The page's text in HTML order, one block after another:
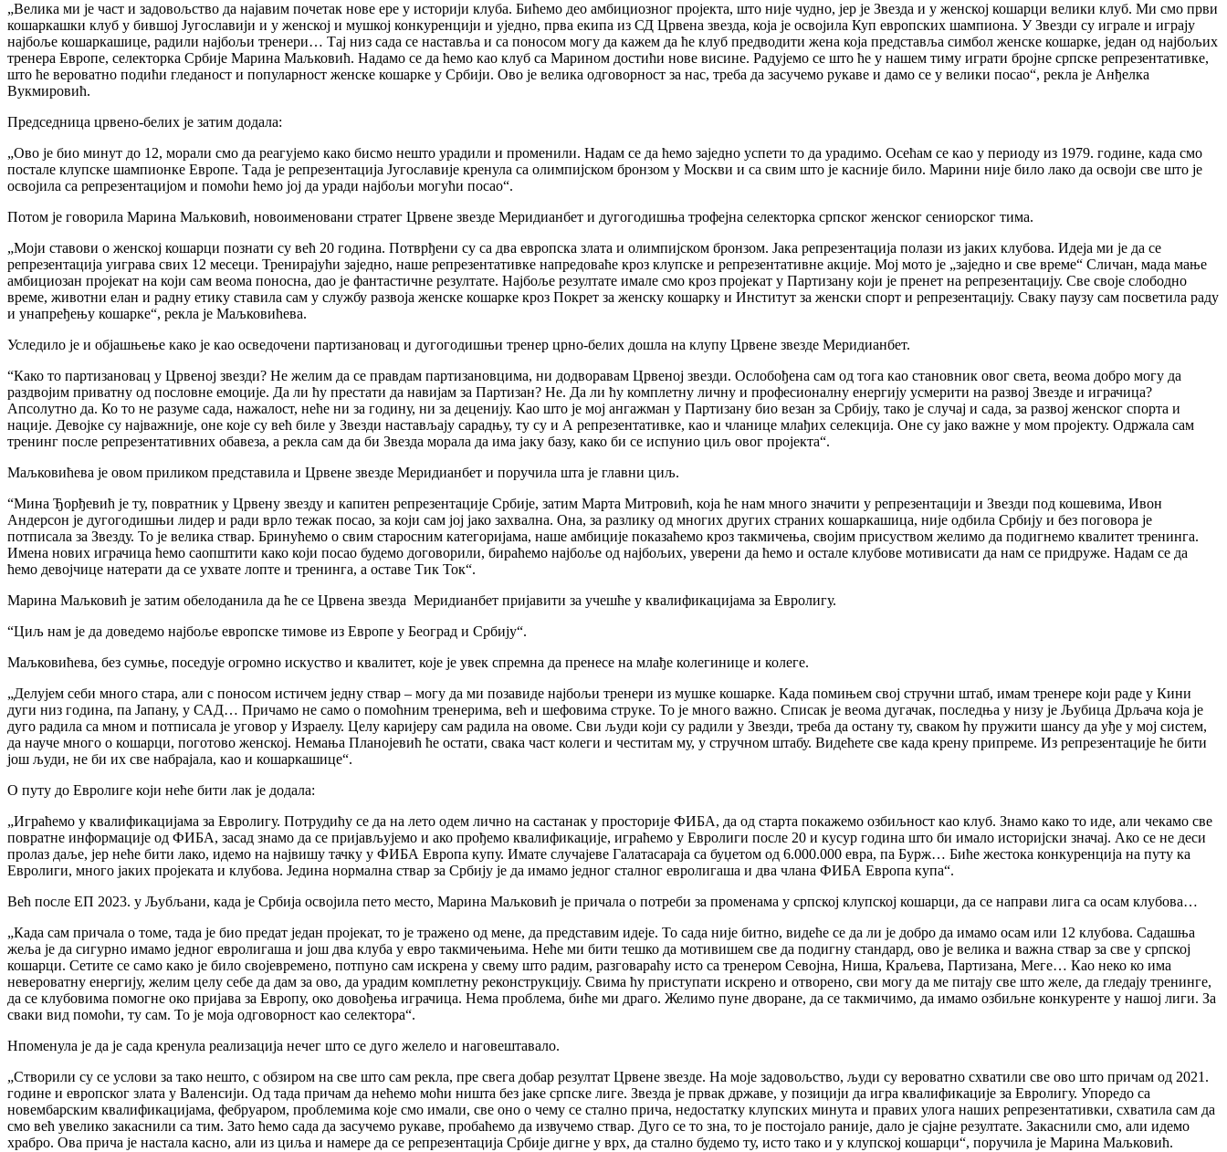
„Велика ми је част и задовољство да најавим почетак нове ере у историји клуба. Бићемо део амбициозног пројекта, што није чудно, јер је Звезда и у женској кошарци велики клуб. Ми смо први
кошаркашки клуб у бившој Југославији и у женској и мушкој конкуренцији и уједно, прва екипа из СД Црвена звезда, која је освојила Куп европских шампиона. У Звезди су играле и играју
најбоље кошаркашице, радили најбољи тренери… Тај низ сада се наставља и са поносом могу да кажем да ће клуб предводити жена која представља симбол женске кошарке, један од најбољих
тренера Европе, селекторка Србије Марина Маљковић. Надамо се да ћемо као клуб са Марином достићи нове висине. Радујемо се што ће у нашем тиму играти бројне српске репрезентативке,
што ће вероватно подићи гледаност и популарност женске кошарке у Србији. Ово је велика одговорност за нас, треба да засучемо рукаве и дамо се у велики посао“, рекла је Анђелка
Вукмировић.
Председница црвено-белих је затим додала:
„Ово је био минут до 12, морали смо да реагујемо како бисмо нешто урадили и променили. Надам се да ћемо заједно успети то да урадимо. Осећам се као у периоду из 1979. године, када смо
постале клупске шампионке Европе. Тада је репрезентација Југославије кренула са олимпијском бронзом у Москви и са свим што је касније било. Марини није било лако да освоји све што је
освојила са репрезентацијом и помоћи ћемо јој да уради најбољи могући посао“.
Потом је говорила Марина Маљковић, новоименовани стратег Црвене звезде Меридианбет и дугогодишња трофејна селекторка српског женског сениорског тима.
„Моји ставови о женској кошарци познати су већ 20 година. Потврђени су са два европска злата и олимпијском бронзом. Јака репрезентација полази из јаких клубова. Идеја ми је да се
репрезентација уиграва свих 12 месеци. Тренирајући заједно, наше репрезентативке напредоваће кроз клупске и репрезентативне акције. Мој мото је „заједно и све време“ Сличан, мада мање
амбициозан пројекат на који сам веома поносна, дао је фантастичне резултате. Најбоље резултате имале смо кроз пројекат у Партизану који је пренет на репрезентацију. Све своје слободно
време, животни елан и радну етику ставила сам у службу развоја женске кошарке кроз Покрет за женску кошарку и Институт за женски спорт и репрезентацију. Сваку паузу сам посветила раду
и унапређењу кошарке“, рекла је Маљковићева.
Уследило је и објашњење како је као осведочени партизановац и дугогодишњи тренер црно-белих дошла на клупу Црвене звезде Меридианбет.
“Како то партизановац у Црвеној звезди? Не желим да се правдам партизановцима, ни додворавам Црвеној звезди. Ослобођена сам од тога као становник овог света, веома добро могу да
раздвојим приватну од пословне емоције. Да ли ћу престати да навијам за Партизан? Не. Да ли ћу комплетну личну и професионалну енергију усмерити на развој Звезде и играчица?
Апсолутно да. Ко то не разуме сада, нажалост, неће ни за годину, ни за деценију. Као што је мој ангажман у Партизану био везан за Србију, тако је случај и сада, за развој женског спорта и
нације. Девојке су најважније, оне које су већ биле у Звезди настављају сарадњу, ту су и А репрезентативке, као и чланице млађих селекција. Оне су јако важне у мом пројекту. Одржала сам
тренинг после репрезентативних обавеза, а рекла сам да би Звезда морала да има јаку базу, како би се испунио циљ овог пројекта“.
Маљковићева је овом приликом представила и Црвене звезде Меридианбет и поручила шта је главни циљ.
“Мина Ђорђевић је ту, повратник у Црвену звезду и капитен репрезентације Србије, затим Марта Митровић, која ће нам много значити у репрезентацији и Звезди под кошевима, Ивон
Андерсон је дугогодишњи лидер и ради врло тежак посао, за који сам јој јако захвална. Она, за разлику од многих других страних кошаркашица, није одбила Србију и без поговора је
потписала за Звезду. То је велика ствар. Бринућемо о свим старосним категоријама, наше амбиције показаћемо кроз такмичења, својим присуством желимо да подигнемо квалитет тренинга.
Имена нових играчица ћемо саопштити како који посао будемо договорили, бираћемо најбоље од најбољих, уверени да ћемо и остале клубове мотивисати да нам се придруже. Надам се да
ћемо девојчице натерати да се ухвате лопте и тренинга, а оставе Тик Ток“.
Марина Маљковић је затим обелоданила да ће се Црвена звезда Меридианбет пријавити за учешће у квалификацијама за Евролигу.
“Циљ нам је да доведемо најбоље европске тимове из Европе у Београд и Србију“.
Маљковићева, без сумње, поседује огромно искуство и квалитет, које је увек спремна да пренесе на млађе колегинице и колеге.
„Делујем себи много стара, али с поносом истичем једну ствар – могу да ми позавиде најбољи тренери из мушке кошарке. Када помињем свој стручни штаб, имам тренере који раде у Кини
дуги низ година, па Јапану, у САД… Причамо не само о помоћним тренерима, већ и шефовима струке. То је много важно. Списак је веома дугачак, последња у низу је Љубица Дрљача која је
дуго радила са мном и потписала је уговор у Израелу. Целу каријеру сам радила на овоме. Сви људи који су радили у Звезди, треба да остану ту, сваком ћу пружити шансу да уђе у мој систем,
да науче много о кошарци, поготово женској. Немања Планојевић ће остати, свака част колеги и честитам му, у стручном штабу. Видећете све када крену припреме. Из репрезентације ће бити
још људи, не би их све набрајала, као и кошаркашице“.
О путу до Евролиге који неће бити лак је додала:
„Играћемо у квалификацијама за Евролигу. Потрудићу се да на лето одем лично на састанак у просторије ФИБА, да од старта покажемо озбиљност као клуб. Знамо како то иде, али чекамо све
повратне информације од ФИБА, засад знамо да се пријављујемо и ако прођемо квалификације, играћемо у Евролиги после 20 и кусур година што би имало историјски значај. Ако се не деси
пролаз даље, јер неће бити лако, идемо на највишу тачку у ФИБА Европа купу. Имате случајеве Галатасараја са буџетом од 6.000.000 евра, па Бурж… Биће жестока конкуренција на путу ка
Евролиги, много јаких пројеката и клубова. Једина нормална ствар за Србију је да имамо једног сталног евролигаша и два члана ФИБА Европа купа“.
Већ после ЕП 2023. у Љубљани, када је Србија освојила пето место, Марина Маљковић је причала о потреби за променама у српској клупској кошарци, да се направи лига са осам клубова…
„Када сам причала о томе, тада је био предат један пројекат, то је тражено од мене, да представим идеје. То сада није битно, видеће се да ли је добро да имамо осам или 12 клубова. Садашња
жеља је да сигурно имамо једног евролигаша и још два клуба у евро такмичењима. Неће ми бити тешко да мотивишем све да подигну стандард, ово је велика и важна ствар за све у српској
кошарци. Сетите се само како је било својевремено, потпуно сам искрена у свему што радим, разговараћу исто са тренером Севојна, Ниша, Краљева, Партизана, Меге… Као неко ко има
невероватну енергију, желим целу себе да дам за ово, да урадим комплетну реконструкцију. Свима ћу приступати искрено и отворено, сви могу да ме питају све што желе, да гледају тренинге,
да се клубовима помогне око пријава за Европу, око довођења играчица. Нема проблема, биће ми драго. Желимо пуне дворане, да се такмичимо, да имамо озбиљне конкуренте у нашој лиги. За
сваки вид помоћи, ту сам. То је моја одговорност као селектора“.
Нпоменула је да је сада кренула реализација нечег што се дуго желело и наговештавало.
„Створили су се услови за тако нешто, с обзиром на све што сам рекла, пре свега добар резултат Црвене звезде. На моје задовољство, људи су вероватно схватили све ово што причам од 2021.
године и европског злата у Валенсији. Од тада причам да нећемо моћи ништа без јаке српске лиге. Звезда је првак државе, у позицији да игра квалификације за Евролигу. Упоредо са
новембарским квалификацијама, фебруаром, проблемима које смо имали, све оно о чему се стално прича, недостатку клупских минута и правих улога наших репрезентативки, схватила сам да
смо већ увелико закаснили са тим. Зато ћемо сада да засучемо рукаве, пробаћемо да извучемо ствар. Дуго се то зна, то је постојало раније, дало је сјајне резултате. Закаснили смо, али идемо
храбро. Ова прича је настала касно, али из циља и намере да се репрезентација Србије дигне у врх, да стално будемо ту, исто тако и у клупској кошарци“, поручила је Марина Маљковић.